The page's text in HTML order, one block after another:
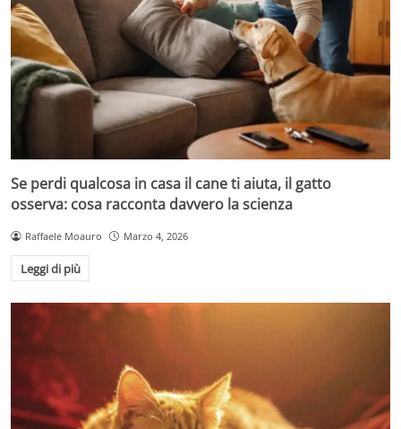
Se perdi qualcosa in casa il cane ti aiuta, il gatto
osserva: cosa racconta davvero la scienza
Raffaele Moauro Marzo 4, 2026
Leggi di più